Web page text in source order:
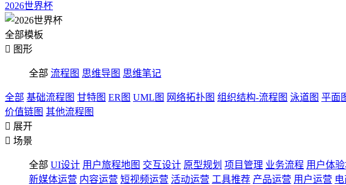
2026世界杯
全部模板
 图形
全部 流程图 思维导图 思维笔记
全部 基础流程图 甘特图 ER图 UML图 网络拓扑图 组织结构-流程图 泳道图 平面
价值链图 其他流程图
 展开
 场景
全部 UI设计 用户旅程地图 交互设计 原型规划 项目管理 业务流程 用户体验
新媒体运营 内容运营 短视频运营 活动运营 工具推荐 产品运营 用户运营